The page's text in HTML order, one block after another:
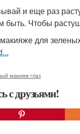
и еще раз
быть. Чтобы
для
макияж глаз
с друзьями!